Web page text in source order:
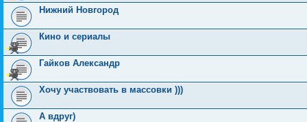
Нижний Новгород
Кино и сериалы
Гайков Александр
Хочу участвовать в массовки )))
А вдруг)